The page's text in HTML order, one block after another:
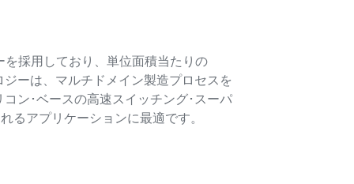
採用しており、単位面積当たりの
ーは、マルチドメイン製造プロセスを
ン･ベースの高速スイッチング･スーパ
るアプリケーションに最適です。